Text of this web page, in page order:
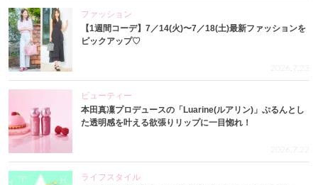
ファッション
【1週間コーデ】7／14(火)〜7／18(土)最新ファッションを
ピックアップ♡
2026.7.23
ビューティー
本田真凜プロデュースの「Luarine(ルアリン)」ぷるんとし
た透明感を叶える欲張りリップに一目惚れ！
2026.7.22
ライフスタイル